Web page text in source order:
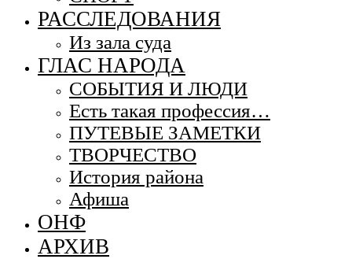
РАССЛЕДОВАНИЯ
Из зала суда
ГЛАС НАРОДА
СОБЫТИЯ И ЛЮДИ
Есть такая профессия…
ПУТЕВЫЕ ЗАМЕТКИ
ТВОРЧЕСТВО
История района
Афиша
ОНФ
АРХИВ